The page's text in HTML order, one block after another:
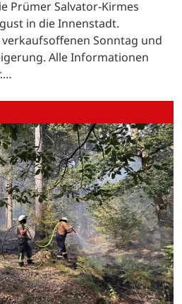
Prümer Salvator-Kirmes
in die Innenstadt.
Sonntag und
Alle Informationen